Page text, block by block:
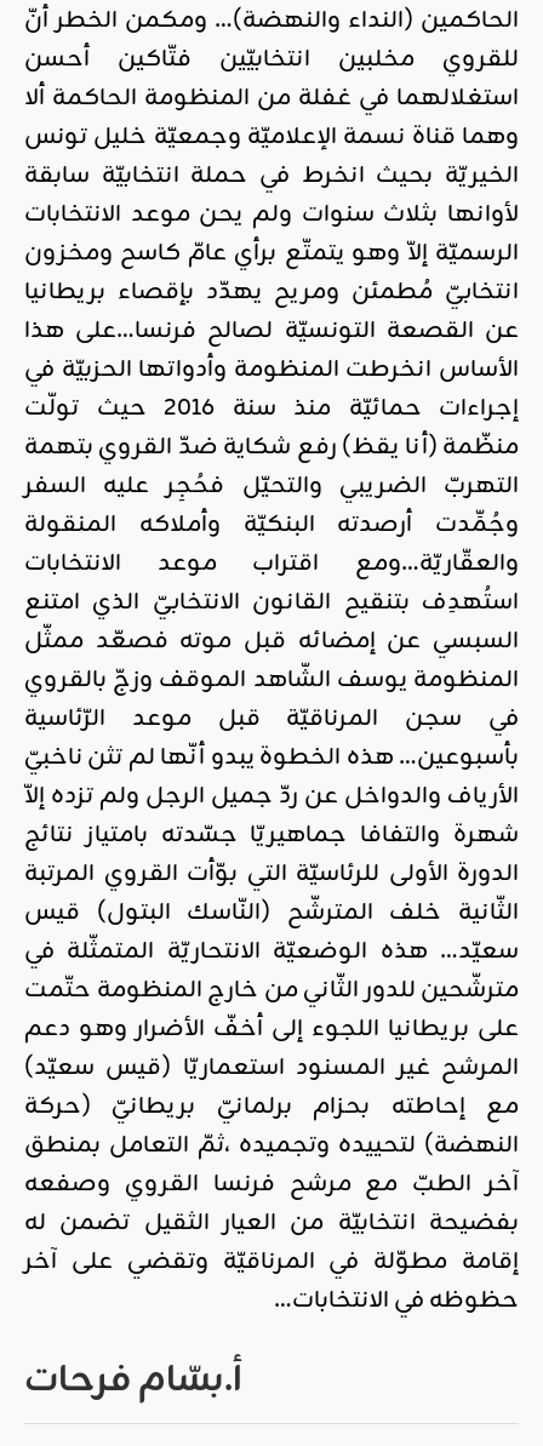
الحاكمين (النداء والنهضة)… ومكمن الخطر أنّ
للقروي مخلبين انتخابيّين فتّاكين أحسن
استغلالهما في غفلة من المنظومة الحاكمة ألا
وهما قناة نسمة الإعلاميّة وجمعيّة خليل تونس
الخيريّة بحيث انخرط في حملة انتخابيّة سابقة
لأوانها بثلاث سنوات ولم يحن موعد الانتخابات
الرسميّة إلاّ وهو يتمتّع برأي عامّ كاسح ومخزون
انتخابيّ مُطمئن ومريح يهدّد بإقصاء بريطانيا
عن القصعة التونسيّة لصالح فرنسا…على هذا
الأساس انخرطت المنظومة وأدواتها الحزبيّة في
إجراءات حمائيّة منذ سنة 2016 حيث تولّت
منظّمة (أنا يقظ) رفع شكاية ضدّ القروي بتهمة
التهربّ الضريبي والتحيّل فحُجِر عليه السفر
وجُمِّدت أرصدته البنكيّة وأملاكه المنقولة
والعقّاريّة…ومع اقتراب موعد الانتخابات
استُهدِف بتنقيح القانون الانتخابيّ الذي امتنع
السبسي عن إمضائه قبل موته فصعّد ممثّل
المنظومة يوسف الشّاهد الموقف وزجّ بالقروي
في سجن المرناقيّة قبل موعد الرّئاسية
بأسبوعين… هذه الخطوة يبدو أنّها لم تثن ناخبيّ
الأرياف والدواخل عن ردّ جميل الرجل ولم تزده إلاّ
شهرة والتفافا جماهيريّا جسّدته بامتياز نتائج
الدورة الأولى للرئاسيّة التي بوّأت القروي المرتبة
الثّانية خلف المترشّح (النّاسك البتول) قيس
سعيّد… هذه الوضعيّة الانتحاريّة المتمثّلة في
مترشّحين للدور الثّاني من خارج المنظومة حتّمت
على بريطانيا اللجوء إلى أخفّ الأضرار وهو دعم
المرشح غير المسنود استعماريّا (قيس سعيّد)
مع إحاطته بحزام برلمانيّ بريطانيّ (حركة
النهضة) لتحييده وتجميده ،ثمّ التعامل بمنطق
آخر الطبّ مع مرشح فرنسا القروي وصفعه
بفضيحة انتخابيّة من العيار الثقيل تضمن له
إقامة مطوّلة في المرناقيّة وتقضي على آخر
حظوظه في الانتخابات…
أ.بسّام فرحات